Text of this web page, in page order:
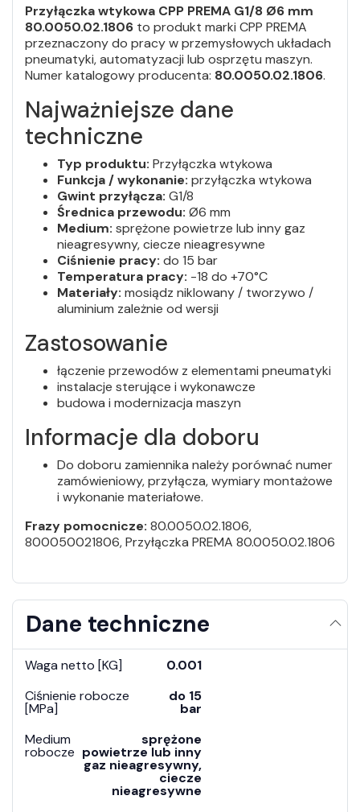
Przyłączka wtykowa CPP PREMA G1/8 Ø6 mm
80.0050.02.1806 to produkt marki CPP PREMA
przeznaczony do pracy w przemysłowych układach
pneumatyki, automatyzacji lub osprzętu maszyn.
Numer katalogowy producenta: 80.0050.02.1806.
Najważniejsze dane
techniczne
Typ produktu: Przyłączka wtykowa
Funkcja / wykonanie: przyłączka wtykowa
Gwint przyłącza: G1/8
Średnica przewodu: Ø6 mm
Medium: sprężone powietrze lub inny gaz
nieagresywny, ciecze nieagresywne
Ciśnienie pracy: do 15 bar
Temperatura pracy: -18 do +70°C
Materiały: mosiądz niklowany / tworzywo /
aluminium zależnie od wersji
Zastosowanie
łączenie przewodów z elementami pneumatyki
instalacje sterujące i wykonawcze
budowa i modernizacja maszyn
Informacje dla doboru
Do doboru zamiennika należy porównać numer
zamówieniowy, przyłącza, wymiary montażowe
i wykonanie materiałowe.
Frazy pomocnicze: 80.0050.02.1806,
800050021806, Przyłączka PREMA 80.0050.02.1806
Dane techniczne
Waga netto [KG]
0.001
Ciśnienie robocze
[MPa]
do 15
bar
Medium
robocze
sprężone
powietrze lub inny
gaz nieagresywny,
ciecze
nieagresywne